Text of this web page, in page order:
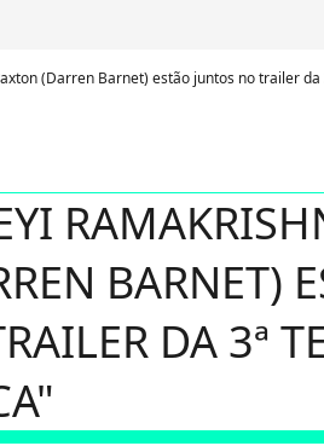
(Darren Barnet) estão juntos no trailer
BARNET)
DA 3ª